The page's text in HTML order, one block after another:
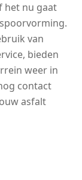
het nu gaat
van
bieden
weer in
contact
asfalt